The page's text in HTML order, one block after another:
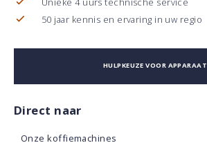
50 jaar kennis en ervaring in uw regio
HULPKEUZE VOOR APPARAAT
Direct naar
Onze koffiemachines